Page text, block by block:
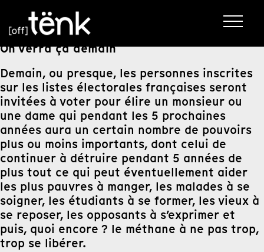
On verra ça demain
Demain, ou presque, les personnes inscrites
sur les listes électorales françaises seront
invitées à voter pour élire un monsieur ou
une dame qui pendant les 5 prochaines
années aura un certain nombre de pouvoirs
plus ou moins importants, dont celui de
continuer à détruire pendant 5 années de
plus tout ce qui peut éventuellement aider
les plus pauvres à manger, les malades à se
soigner, les étudiants à se former, les vieux à
se reposer, les opposants à s’exprimer et
puis, quoi encore ? le méthane à ne pas trop,
trop se libérer.